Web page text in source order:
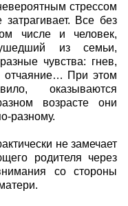
стрессом
Все без
числе и человек,
из семьи,
чувства: гнев,
отчаяние… При этом
оказываются
возрасте они
разному.
не замечает
родителя через
со стороны